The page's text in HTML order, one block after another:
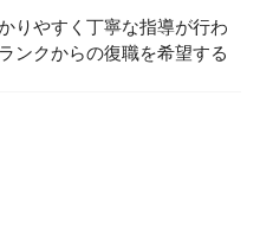
りやすく丁寧な指導が行わ
ンクからの復職を希望する